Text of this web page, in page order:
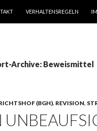
VERHALTENSREGELN
Archive: Beweismittel
(BGH), REVISION,